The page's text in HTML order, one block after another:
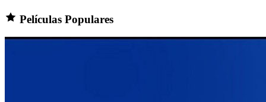
Películas Populares